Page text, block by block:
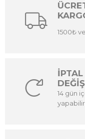
1500₺
14 gün